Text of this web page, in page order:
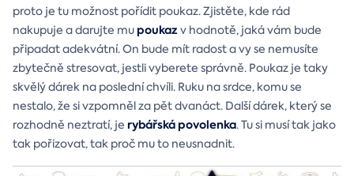
proto je tu možnost pořídit poukaz. Zjistěte, kde rád
nakupuje a darujte mupoukaz v hodnotě, jaká vám bude
připadat adekvátní. On bude mít radost a vy se nemusíte
zbytečně stresovat, jestli vyberete správně. Poukaz je taky
skvělý dárek na poslední chvíli. Ruku na srdce, komu se
nestalo, že si vzpomněl za pět dvanáct. Další dárek, který se
rozhodně neztratí, je rybářská povolenka. Tu si musí tak jako
tak pořizovat, tak proč mu to neusnadnit.